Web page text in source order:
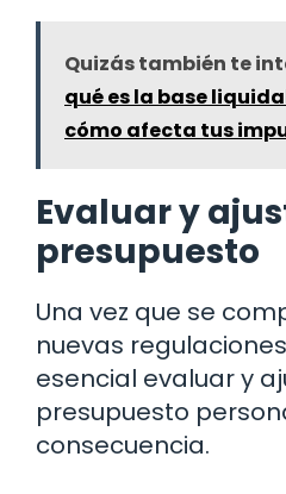
Quizás también te
qué es la base
cómo afecta tus
Evaluar y
presupuesto
Una vez que se
nuevas
esencial evaluar y
presupuesto
consecuencia.